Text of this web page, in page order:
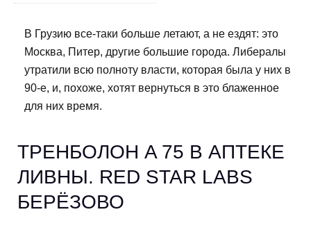
В Грузию все-таки больше летают, а не ездят: это
Москва, Питер, другие большие города. Либералы
утратили всю полноту власти, которая была у них в
90-е, и, похоже, хотят вернуться в это блаженное
для них время.
ТРЕНБОЛОН A 75 В АПТЕКЕ
ЛИВНЫ. RED STAR LABS
БЕРЁЗОВО